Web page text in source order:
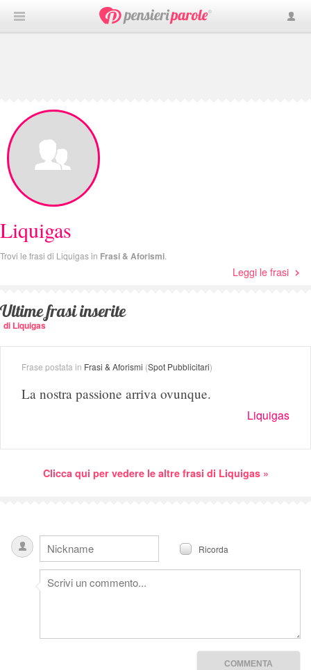
Liquigas
Trovi le frasi di Liquigas in Frasi & Aforismi
Leggi le frasi
Ultime frasi inserite
di Liquigas
Frase postata in Frasi & Aforismi (Spot Pubblicitari)
La nostra passione arriva ovunque.
Liquigas
Clicca qui per vedere le altre frasi di Liquigas »
Ricorda